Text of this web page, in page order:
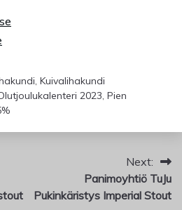
, Kuivalihakundi
2023, Pien
Next:
Panimoyhtiö TuJu
Pukinkäristys Imperial Stout